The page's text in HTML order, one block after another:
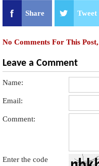
Share Tweet
No Comments For This
Leave a Comment
Name:
Email:
Comment:
Enter the code